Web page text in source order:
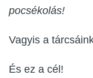
pocsékolás!
Vagyis a
És ez a cél!